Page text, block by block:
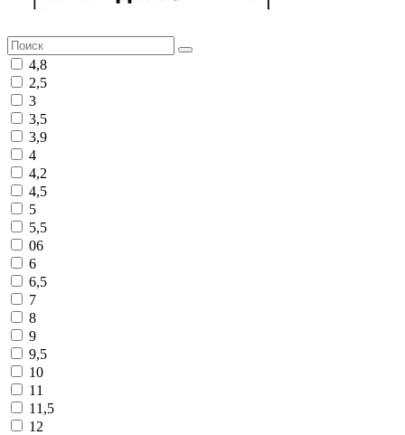
4,8
2,5
3
3,5
3,9
4
4,2
4,5
5
5,5
06
6
6,5
7
8
9
9,5
10
11
11,5
12